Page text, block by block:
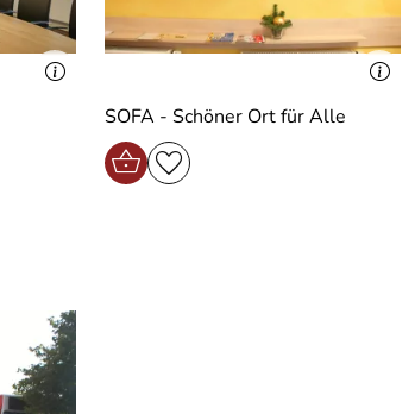
SOFA - Schöner Ort für Alle